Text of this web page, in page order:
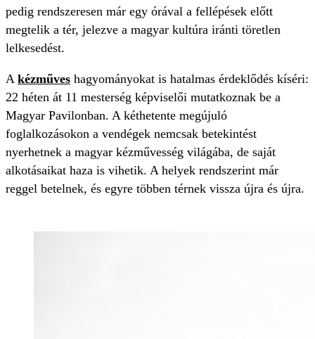
pedig rendszeresen már egy órával a fellépések előtt
megtelik a tér, jelezve a magyar kultúra iránti töretlen
lelkesedést.
A kézműves hagyományokat is hatalmas érdeklődés kíséri:
22 héten át 11 mesterség képviselői mutatkoznak be a
Magyar Pavilonban. A kéthetente megújuló
foglalkozásokon a vendégek nemcsak betekintést
nyerhetnek a magyar kézművesség világába, de saját
alkotásaikat haza is vihetik. A helyek rendszerint már
reggel betelnek, és egyre többen térnek vissza újra és újra.